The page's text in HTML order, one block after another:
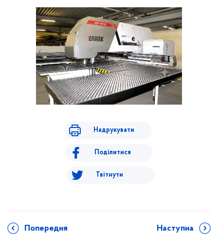
Надрукувати
Поділитися
Твітнути
Попередня Наступна